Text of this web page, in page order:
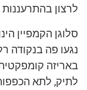
לרצון
סלוגן הקמפיין
נגעו פה בנקודה
באריזה
לתיק, לתא